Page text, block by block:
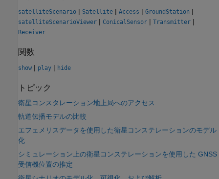
satelliteScenario | Satellite | Access | GroundStation |
satelliteScenarioViewer | ConicalSensor | Transmitter |
Receiver
関数
show | play | hide
トピック
衛星コンスタレーション地上局へのアクセス
軌道伝播モデルの比較
エフェメリスデータを使用した衛星コンステレーションのモデル
化
シミュレーション上の衛星コンステレーションを使用した GNSS
受信機位置の推定